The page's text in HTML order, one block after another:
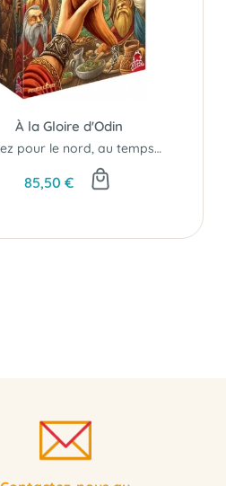
À la Gloire d'Odin
Partez pour le nord, au temps des vikings..!
85,50 €